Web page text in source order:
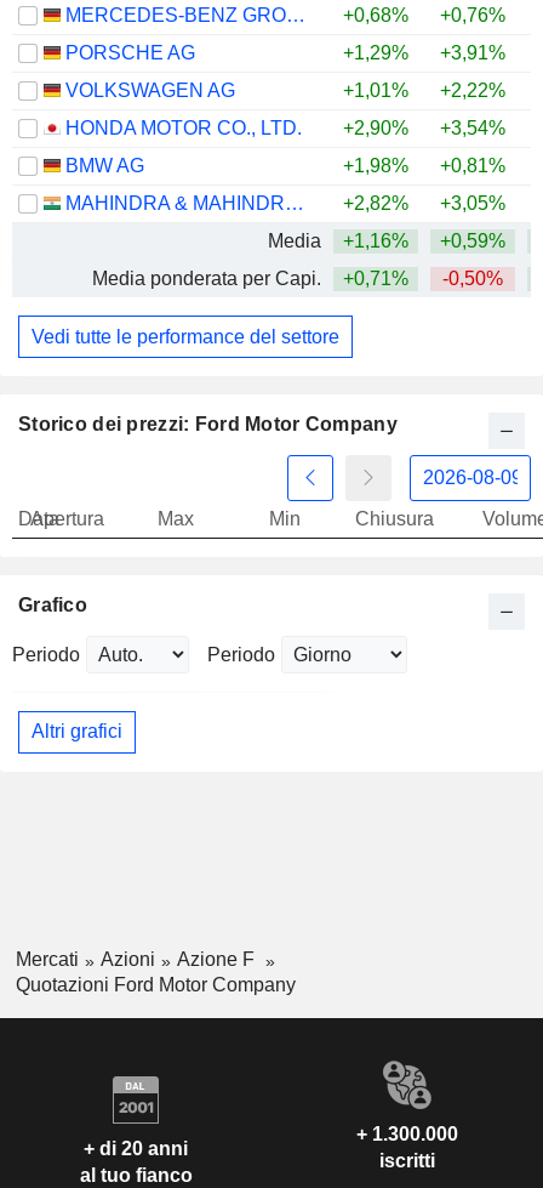
MERCEDES-BENZ GROUP AG +0,68% +0,76%
PORSCHE AG
+1,29% +3,91%
VOLKSWAGEN AG
+1,01% +2,22%
HONDA MOTOR CO., LTD.
+2,90% +3,54%
BMW AG
+1,98% +0,81%
MAHINDRA & MAHINDRA LIMITED
+2,82% +3,05%
Media
+1,16% +0,59%
Media ponderata per Capi.
+0,71% -0,50%
Vedi tutte le performance del settore
Storico dei prezzi: Ford Motor Company
Data
Apertura Max Min Chiusura
Grafico
Periodo Periodo
Altri grafici
Mercati Azioni
Azione F
Quotazioni Ford Motor Company
+ di 20 anni
al tuo fianco
+ 1.300.000
iscritti